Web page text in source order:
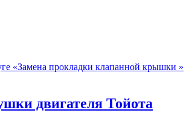
«Замена прокладки клапанной крышки »
двигателя Тойота